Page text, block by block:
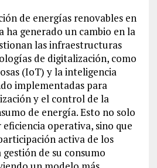
de energías renovables en
ha generado un cambio en la
las infraestructuras
de digitalización, como
(IoT) y la inteligencia
implementadas para
y el control de la
de energía. Esto no solo
operativa, sino que
activa de los
de su consumo